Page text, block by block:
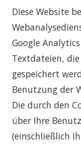
Diese Website
Google
Textdateien,
gespeichert
Benutzung der
Die durch den
über Ihre
(einschließlich